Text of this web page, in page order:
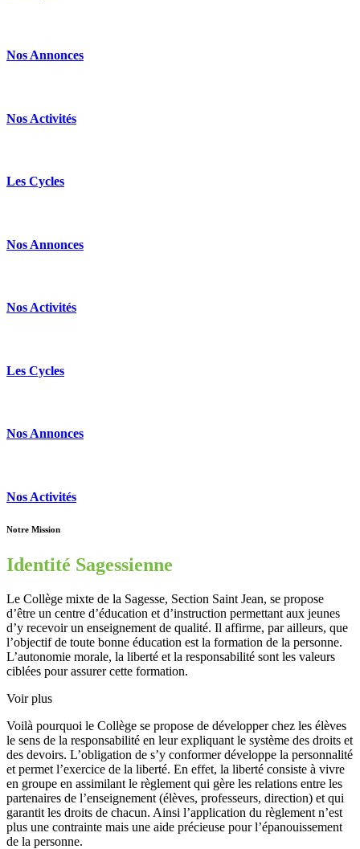
Nos Annonces
Nos Activités
Les Cycles
Nos Annonces
Nos Activités
Les Cycles
Nos Annonces
Nos Activités
Notre Mission
Identité Sagessienne
Le Collège mixte de la Sagesse, Section Saint Jean, se propose
d’être un centre d’éducation et d’instruction permettant aux jeunes
d’y recevoir un enseignement de qualité. Il affirme, par ailleurs, que
l’objectif de toute bonne éducation est la formation de la personne.
L’autonomie morale, la liberté et la responsabilité sont les valeurs
ciblées pour assurer cette formation.
Voir plus
Voilà pourquoi le Collège se propose de développer chez les élèves
le sens de la responsabilité en leur expliquant le système des droits et
des devoirs. L’obligation de s’y conformer développe la personnalité
et permet l’exercice de la liberté. En effet, la liberté consiste à vivre
en groupe en assimilant le règlement qui gère les relations entre les
partenaires de l’enseignement (élèves, professeurs, direction) et qui
garantit les droits de chacun. Ainsi l’application du règlement n’est
plus une contrainte mais une aide précieuse pour l’épanouissement
de la personne.